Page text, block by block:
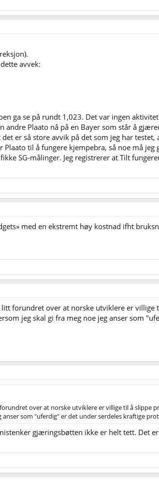
avvek:
ga se på rundt 1,023. Det var ingen
andre Plaato nå på en Bayer som står å
er så store avvik på det som jeg har
Plaato til å fungere kjempebra, så noe må
SG-målinger. Jeg registrerer at Tilt
med en ekstremt høy kostnad ifht
litt forundret over at norske utviklere er
jeg skal gi fra meg noe jeg anser som
over at norske utviklere er villige til å
anser som "uferdig" er det under serdeles kraftige
gjæringsbøtten ikke er helt tett. Det